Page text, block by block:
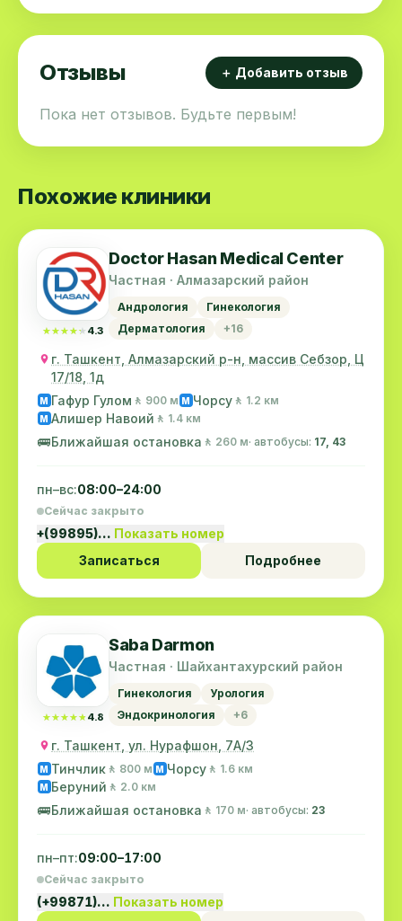
Отзывы ＋ Добавить отзыв
Пока нет отзывов. Будьте первым!
Похожие клиники
★★★★★
★★★★★ 4.3
Doctor Hasan Medical Center
Частная · Алмазарский район
Андрология
Гинекология
Дерматология
+16
г. Ташкент, Алмазарский р-н, массив Себзор, Ц
17/18, 1д
M Гафур Гулом 🚶 900 м M Чорсу 🚶 1.2 км
M Алишер Навоий 🚶 1.4 км
🚌Ближайшая остановка 🚶 260 м· автобусы: 17, 43
пн–вс:08:00–24:00
Сейчас закрыто
+(99895)… Показать номер
Записаться
Подробнее
★★★★★
★★★★★ 4.8
Saba Darmon
Частная · Шайхантахурский район
Гинекология
Урология
Эндокринология
+6
г. Ташкент, ул. Нурафшон, 7А/3
M Тинчлик 🚶 800 м M Чорсу 🚶 1.6 км
M Беруний 🚶 2.0 км
🚌Ближайшая остановка 🚶 170 м· автобусы: 23
пн–пт:09:00–17:00
Сейчас закрыто
(+99871)… Показать номер